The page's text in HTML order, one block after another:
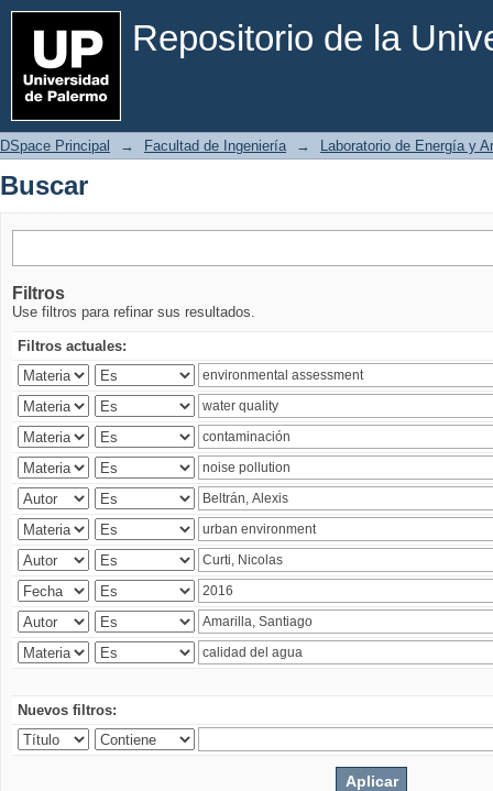
Repositorio de la
Buscar
DSpace Principal → Facultad de Ingeniería → Laboratorio de Energía y
Buscar
Filtros
Use filtros para refinar sus resultados.
Filtros actuales:
Nuevos filtros: